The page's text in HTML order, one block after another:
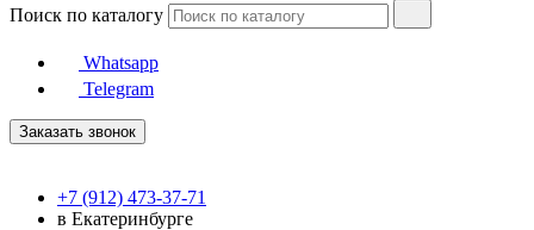
Поиск по каталогу
Whatsapp
Telegram
Заказать звонок
+7 (912) 473-37-71
в Екатеринбурге